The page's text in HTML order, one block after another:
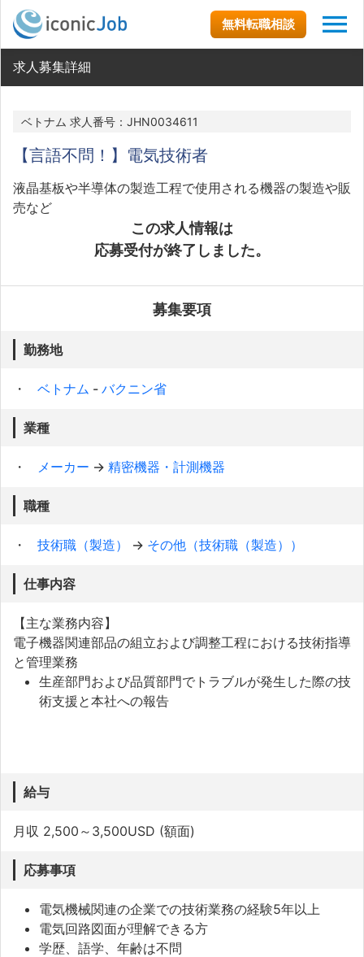
無料転職相談
求人募集詳細
ベトナム 求人番号：JHN0034611
【言語不問！】電気技術者
液晶基板や半導体の製造工程で使用される機器の製造や販
売など
この求人情報は
応募受付が終了しました。
募集要項
勤務地
ベトナム - バクニン省
業種
メーカー → 精密機器・計測機器
職種
技術職（製造） → その他（技術職（製造））
仕事内容
【主な業務内容】
電子機器関連部品の組立および調整工程における技術指導
と管理業務
生産部門および品質部門でトラブルが発生した際の技
術支援と本社への報告
給与
月収 2,500～3,500USD (額面)
応募事項
電気機械関連の企業での技術業務の経験5年以上
電気回路図面が理解できる方
学歴、語学、年齢は不問